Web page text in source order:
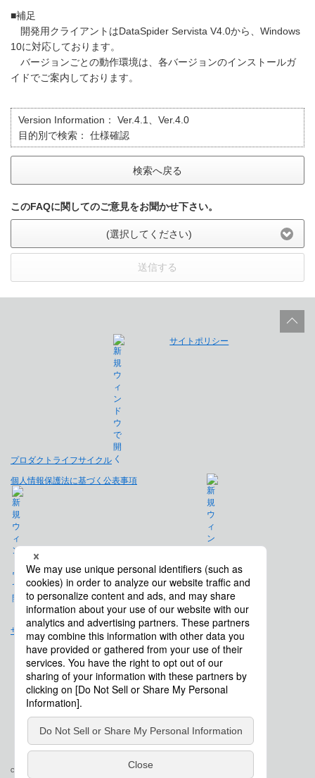
■補足
開発用クライアントはDataSpider Servista V4.0から、Windows
10に対応しております。
バージョンごとの動作環境は、各バージョンのインストールガ
イドでご案内しております。
Version Information：
Ver.4.1、Ver.4.0
目的別で検索：
仕様確認
検索へ戻る
このFAQに関してのご意見をお聞かせ下さい。
(選択してください)
送信する
プロダクトライフサイクル
サイトポリシー
個人情報保護法に基づく公表事項
免責事項
サイトマップ
会社概要
Copyright © Saison Technology Co., Ltd. All Rights Reserved.